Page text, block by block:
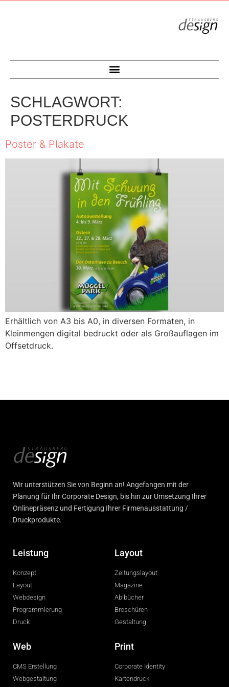
SCHLAGWORT:
POSTERDRUCK
Poster & Plakate
Erhältlich von A3 bis A0, in diversen Formaten, in
Kleinmengen digital bedruckt oder als Großauflagen im
Offsetdruck.
Wir unterstützen Sie von Beginn an! Angefangen mit der
Planung für Ihr Corporate Design, bis hin zur Umsetzung Ihrer
Onlinepräsenz und Fertigung Ihrer Firmenausstattung /
Druckprodukte.
Leistung
Konzept
Layout
Webdesign
Programmierung
Druck
Layout
Zeitungslayout
Magazine
Abibücher
Broschüren
Gestaltung
Web
CMS Erstellung
Webgestaltung
Print
Corporate Identity
Kartendruck